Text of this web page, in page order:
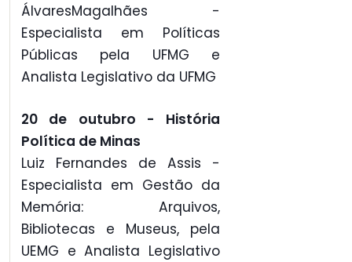
ÁlvaresMagalhães -
Especialista em Políticas
Públicas pela UFMG e
Analista Legislativo da UFMG
20 de outubro - História
Política de Minas
Luiz Fernandes de Assis -
Especialista em Gestão da
Memória: Arquivos,
Bibliotecas e Museus, pela
UEMG e Analista Legislativo